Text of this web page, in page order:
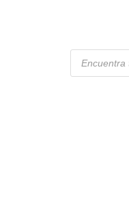
Products
search